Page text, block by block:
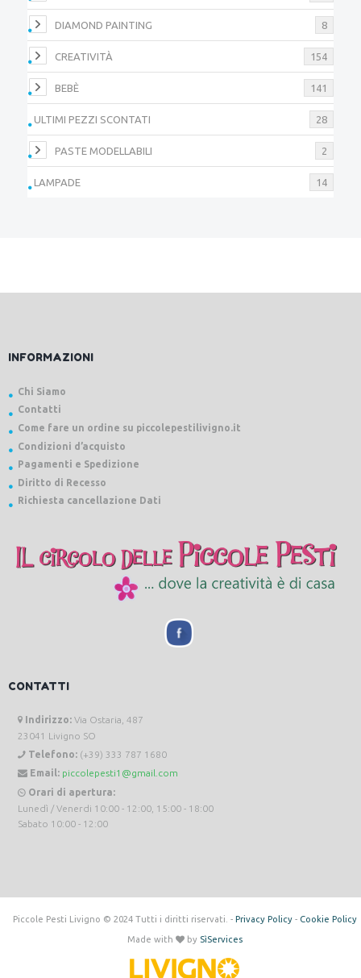
DIAMOND PAINTING 8
CREATIVITÀ 154
BEBÈ 141
ULTIMI PEZZI SCONTATI 28
PASTE MODELLABILI 2
LAMPADE 14
INFORMAZIONI
Chi Siamo
Contatti
Come fare un ordine su piccolepestilivigno.it
Condizioni d’acquisto
Pagamenti e Spedizione
Diritto di Recesso
Richiesta cancellazione Dati
CONTATTI
Indirizzo: Via Ostaria, 487
23041 Livigno SO
Telefono: (+39) 333 787 1680
Email: piccolepesti1@gmail.com
Orari di apertura:
Lunedì / Venerdi 10:00 - 12:00, 15:00 - 18:00
Sabato 10:00 - 12:00
Piccole Pesti Livigno © 2024 Tutti i diritti riservati. - Privacy Policy- Cookie Policy
Made with by SìServices